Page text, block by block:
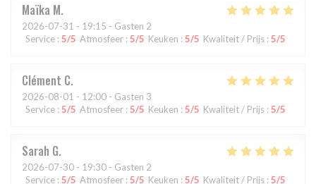
Maïka M
2026-07-31 - 19:15 - Gasten 2
Service : 5/5 Atmosfeer : 5/5 Keuken : 5/5 Kwaliteit / Prijs : 5/5
Clément C
2026-08-01 - 12:00 - Gasten 3
Service : 5/5 Atmosfeer : 5/5 Keuken : 5/5 Kwaliteit / Prijs : 5/5
Sarah G
2026-07-30 - 19:30 - Gasten 2
Service : 5/5 Atmosfeer : 5/5 Keuken : 5/5 Kwaliteit / Prijs : 5/5